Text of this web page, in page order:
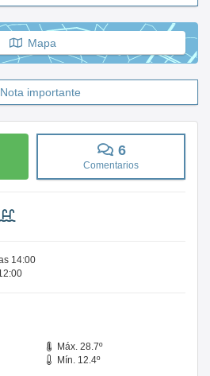
Mapa
Nota importante
6
Comentarios
14:00
Máx. 28.7º
Mín. 12.4º